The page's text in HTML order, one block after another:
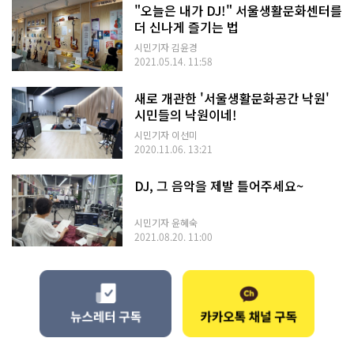
"오늘은 내가 DJ!" 서울생활문화센터를
더 신나게 즐기는 법
시민기자 김윤경
2021.05.14. 11:58
새로 개관한 '서울생활문화공간 낙원'
시민들의 낙원이네!
시민기자 이선미
2020.11.06. 13:21
DJ, 그 음악을 제발 틀어주세요~
시민기자 윤혜숙
2021.08.20. 11:00